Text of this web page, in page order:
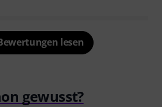
lesen
gewusst?